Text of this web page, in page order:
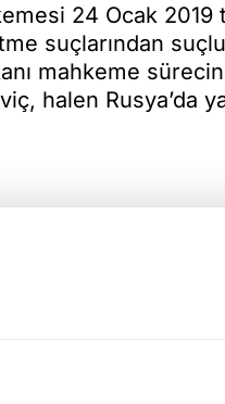
24 Ocak
suçlarından
mahkeme
halen Rusya’da